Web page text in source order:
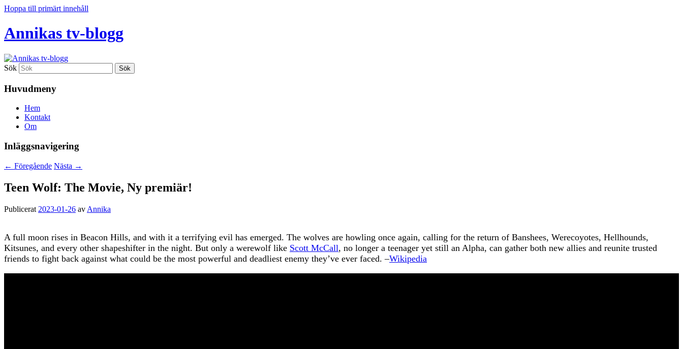
Hoppa till primärt innehåll
Annikas tv-blogg
Sök
Huvudmeny
Hem
Kontakt
Om
Inläggsnavigering
← Föregående Nästa →
Teen Wolf: The Movie, Ny premiär!
Publicerat 2023-01-26 av Annika
A full moon rises in Beacon Hills, and with it a terrifying evil has emerged. The wolves are howling once again, calling for the return of Banshees, Werecoyotes, Hellhounds,
Kitsunes, and every other shapeshifter in the night. But only a werewolf like Scott McCall, no longer a teenager yet still an Alpha, can gather both new allies and reunite trusted
friends to fight back against what could be the most powerful and deadliest enemy they’ve ever faced. –Wikipedia